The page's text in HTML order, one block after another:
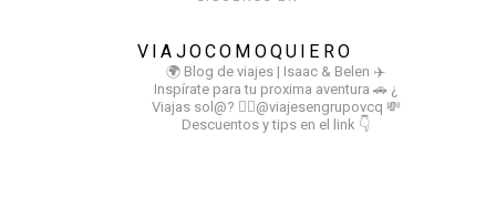
VIAJOCOMOQUIERO
🌍 Blog de viajes | Isaac & Belen ✈️
Inspírate para tu proxima aventura 🚗 ¿
Viajas sol@? 👉🏻@viajesengrupovcq 💸
Descuentos y tips en el link 👇